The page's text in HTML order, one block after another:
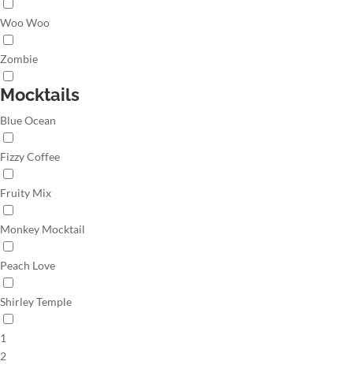
Woo Woo
Zombie
Mocktails
Blue Ocean
Fizzy Coffee
Fruity Mix
Monkey Mocktail
Peach Love
Shirley Temple
1
2